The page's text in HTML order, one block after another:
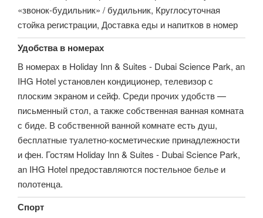
«звонок-будильник» / будильник, Круглосуточная
стойка регистрации, Доставка еды и напитков в номер
Удобства в номерах
В номерах в Holiday Inn & Suites - Dubai Science Park, an
IHG Hotel установлен кондиционер, телевизор с
плоским экраном и сейф. Среди прочих удобств —
письменный стол, а также собственная ванная комната
с биде. В собственной ванной комнате есть душ,
бесплатные туалетно-косметические принадлежности
и фен. Гостям Holiday Inn & Suites - Dubai Science Park,
an IHG Hotel предоставляются постельное белье и
полотенца.
Спорт